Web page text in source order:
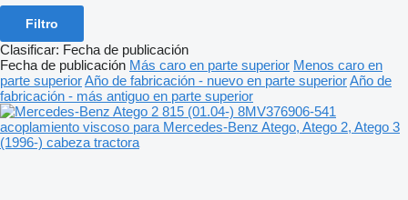
Filtro
Clasificar: Fecha de publicación
Fecha de publicación Más caro en parte superior Menos caro en
parte superiorAño de fabricación - nuevo en parte superiorAño de
fabricación - más antiguo en parte superior